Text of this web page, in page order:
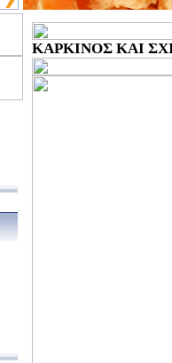
ΚΑΡΚΙΝΟΣ ΚΑΙ